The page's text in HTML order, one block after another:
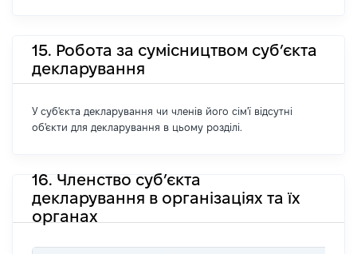
15. Робота за сумісництвом суб’єкта
декларування
У суб'єкта декларування чи членів його сім'ї відсутні
об'єкти для декларування в цьому розділі.
16. Членство суб’єкта
декларування в організаціях та їх
органах